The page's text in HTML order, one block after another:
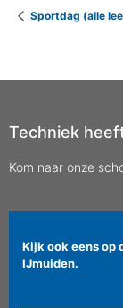
Sportdag (alle
Techniek
Kom naar onze
Kijk ook eens op
IJmuiden.